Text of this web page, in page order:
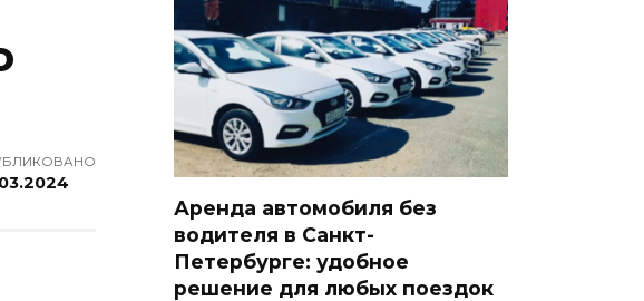
Аренда автомобиля без
водителя в Санкт-
Петербурге: удобное
решение для любых поездок